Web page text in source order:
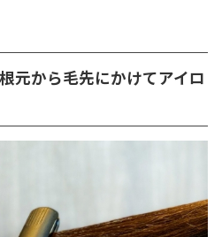
元から毛先にかけてアイロ